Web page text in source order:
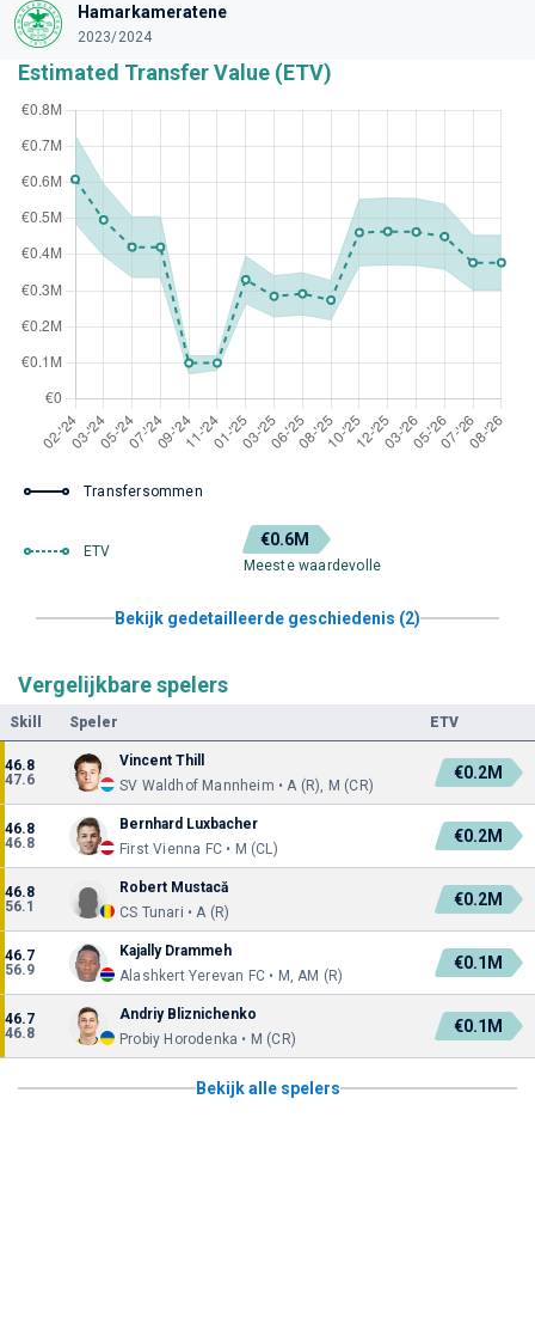
Hamarkameratene
2023/2024
Estimated Transfer Value (ETV)
Transfersommen
ETV
€0.6M
Meeste waardevolle
Bekijk gedetailleerde geschiedenis (2)
Vergelijkbare spelers
Skill Speler ETV
46.8
47.6
Vincent Thill
SV Waldhof Mannheim • A (R), M (CR)
€0.2M
46.8
46.8
Bernhard Luxbacher
First Vienna FC • M (CL)
€0.2M
46.8
56.1
Robert Mustacă
CS Tunari • A (R)
€0.2M
46.7
56.9
Kajally Drammeh
Alashkert Yerevan FC • M, AM (R)
€0.1M
46.7
46.8
Andriy Bliznichenko
Probiy Horodenka • M (CR)
€0.1M
Bekijk alle spelers